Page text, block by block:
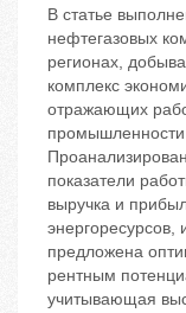
В статье
нефтегазовых
регионах,
комплекс
отражающих
промышленности
показатели
выручка и
энергоресурсов,
предложена
рентным
учитывающая